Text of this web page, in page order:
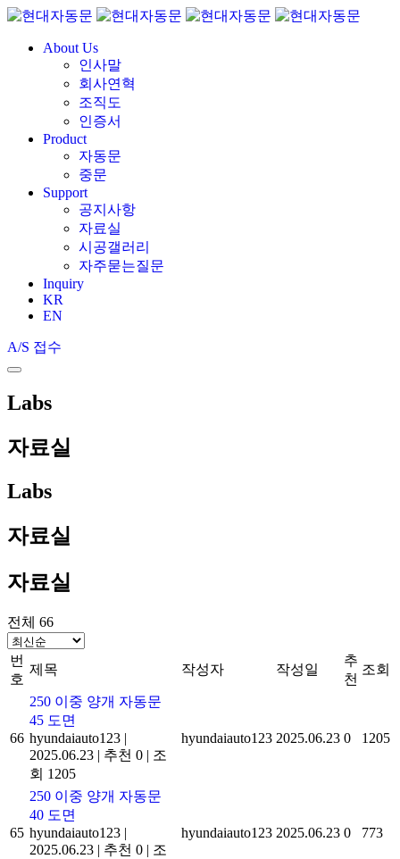
About Us
인사말
회사연혁
조직도
인증서
Product
자동문
중문
Support
공지사항
자료실
시공갤러리
자주묻는질문
Inquiry
KR
EN
A/S 접수
Labs
자료실
Labs
자료실
자료실
전체 66
번
호
제목 작성자 작성일
추
천
조회
66
250 이중 양개 자동문
45 도면
hyundaiauto123 |
2025.06.23 | 추천 0 | 조
회 1205
hyundaiauto123 2025.06.23 0 1205
65
250 이중 양개 자동문
40 도면
hyundaiauto123 |
2025.06.23 | 추천 0 | 조
hyundaiauto123 2025.06.23 0 773